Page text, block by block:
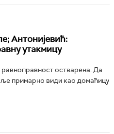
Антонијевић:
утакмицу
остварена. Да
примарно види као домаћицу
РТС